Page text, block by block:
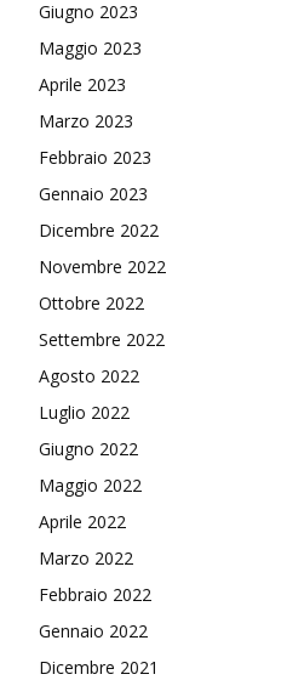
Giugno 2023
Maggio 2023
Aprile 2023
Marzo 2023
Febbraio 2023
Gennaio 2023
Dicembre 2022
Novembre 2022
Ottobre 2022
Settembre 2022
Agosto 2022
Luglio 2022
Giugno 2022
Maggio 2022
Aprile 2022
Marzo 2022
Febbraio 2022
Gennaio 2022
Dicembre 2021